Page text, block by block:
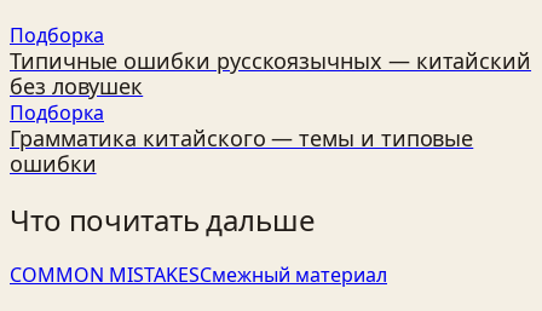
Подборка
Типичные ошибки русскоязычных — китайский
без ловушек
Подборка
Грамматика китайского — темы и типовые
ошибки
Что почитать дальше
COMMON MISTAKESСмежный материал